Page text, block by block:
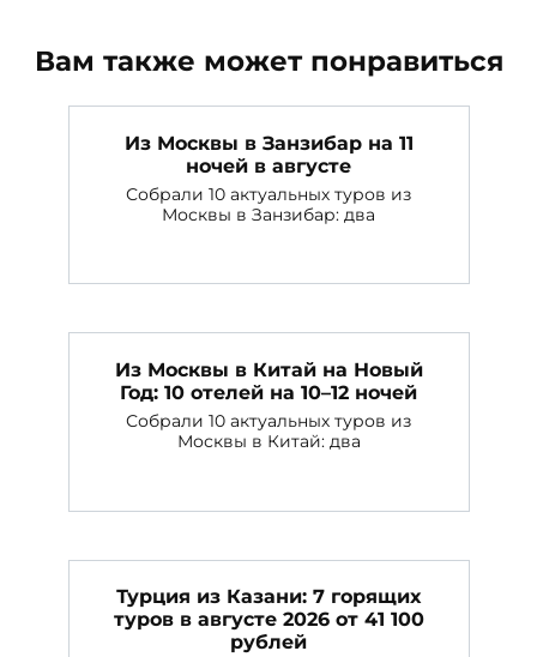
Вам также может понравиться
Из Москвы в Занзибар на 11
ночей в августе
Собрали 10 актуальных туров из
Москвы в Занзибар: два
Из Москвы в Китай на Новый
Год: 10 отелей на 10–12 ночей
Собрали 10 актуальных туров из
Москвы в Китай: два
Турция из Казани: 7 горящих
туров в августе 2026 от 41 100
рублей